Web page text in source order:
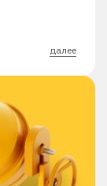
далее